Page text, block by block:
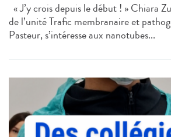
« J’y crois depuis le début ! » Chiara
de l’unité Trafic membranaire et
Pasteur, s’intéresse aux nanotubes...